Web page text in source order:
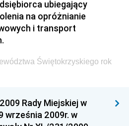
Inwestycji i Rozwoju
Dyrektora Archiwów
Finansów, Inwestycji i
Sportu
Funduszy i Polityki
ubiegający
na opróżnianie
i transport
Świętokrzyskiego rok
Rady Miejskiej w
września 2009r. w